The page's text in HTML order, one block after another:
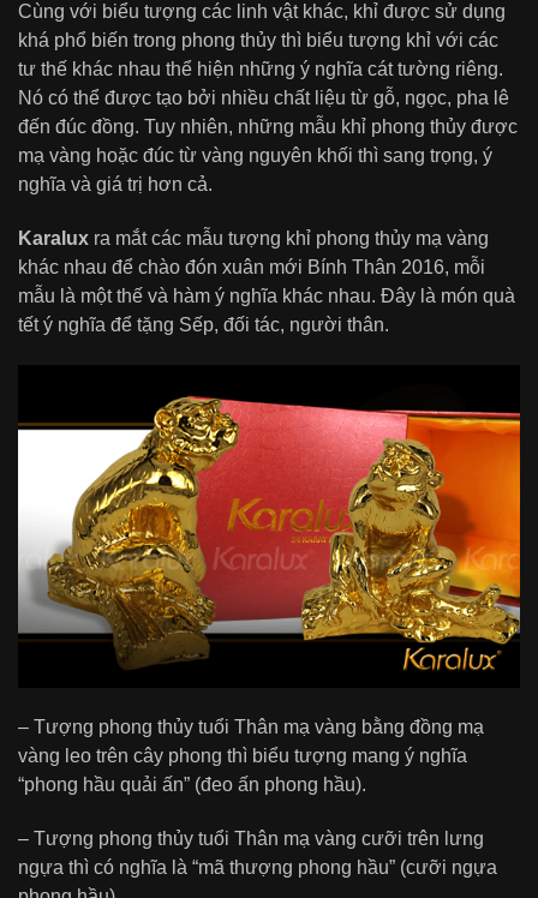
Cùng với biểu tượng các linh vật khác, khỉ được sử dụng
khá phổ biến trong phong thủy thì biểu tượng khỉ với các
tư thế khác nhau thể hiện những ý nghĩa cát tường riêng.
Nó có thể được tạo bởi nhiều chất liệu từ gỗ, ngọc, pha lê
đến đúc đồng. Tuy nhiên, những mẫu khỉ phong thủy được
mạ vàng hoặc đúc từ vàng nguyên khối thì sang trọng, ý
nghĩa và giá trị hơn cả.
Karalux ra mắt các mẫu tượng khỉ phong thủy mạ vàng
khác nhau để chào đón xuân mới Bính Thân 2016, mỗi
mẫu là một thế và hàm ý nghĩa khác nhau. Đây là món quà
tết ý nghĩa để tặng Sếp, đối tác, người thân.
– Tượng phong thủy tuổi Thân mạ vàng bằng đồng mạ
vàng leo trên cây phong thì biểu tượng mang ý nghĩa
“phong hầu quải ấn” (đeo ấn phong hầu).
– Tượng phong thủy tuổi Thân mạ vàng cưỡi trên lưng
ngựa thì có nghĩa là “mã thượng phong hầu” (cưỡi ngựa